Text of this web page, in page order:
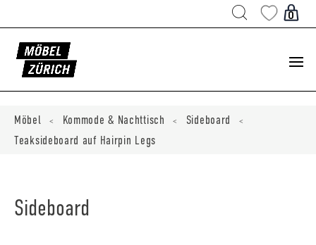
0
Möbel < Kommode & Nachttisch < Sideboard <
Teaksideboard auf Hairpin Legs
Sideboard